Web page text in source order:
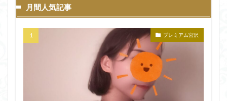
月間人気記事
プレミアム宮沢